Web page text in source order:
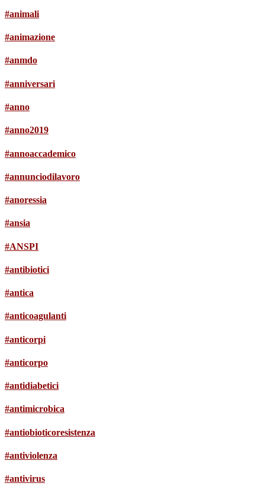
#animali
#animazione
#anmdo
#anniversari
#anno
#anno2019
#annoaccademico
#annunciodilavoro
#anoressia
#ansia
#ANSPI
#antibiotici
#antica
#anticoagulanti
#anticorpi
#anticorpo
#antidiabetici
#antimicrobica
#antiobioticoresistenza
#antiviolenza
#antivirus